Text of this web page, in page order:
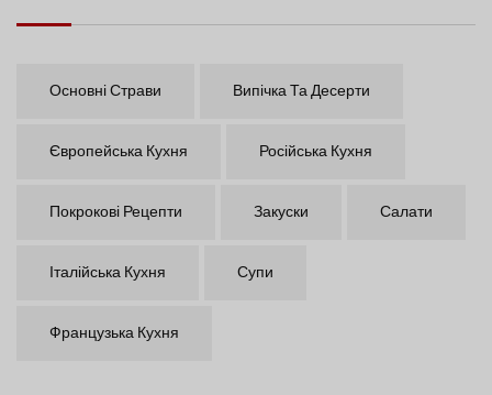
Основні Страви Випічка Та Десерти
Європейська Кухня Російська Кухня
Покрокові Рецепти Закуски Салати
Італійська Кухня Супи
Французька Кухня